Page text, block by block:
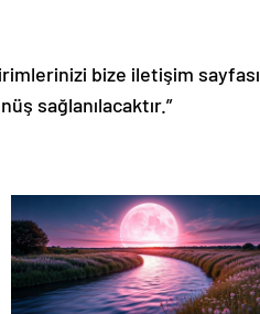
bize iletişim sayfası
sağlanılacaktır.”